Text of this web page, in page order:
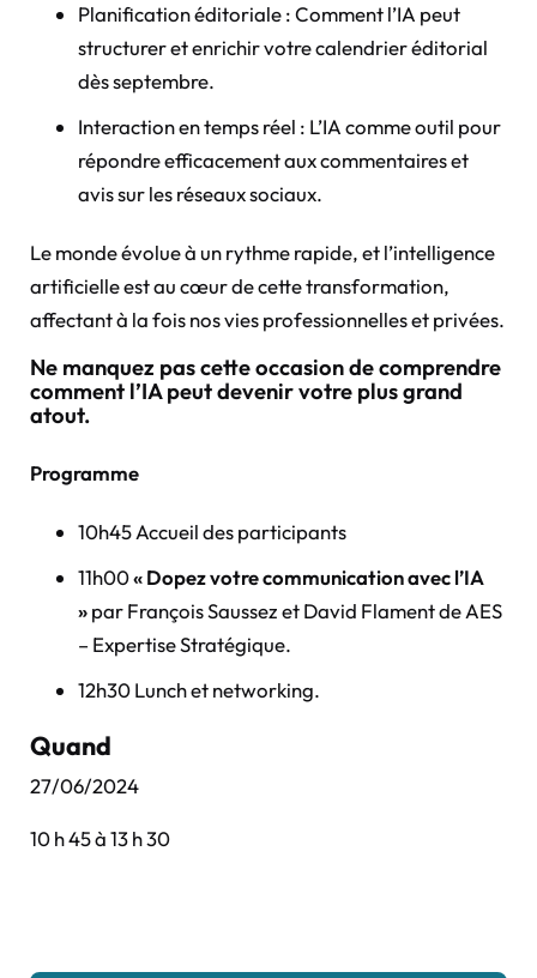
Planification éditoriale : Comment l’IA peut
structurer et enrichir votre calendrier éditorial
dès septembre.
Interaction en temps réel : L’IA comme outil pour
répondre efficacement aux commentaires et
avis sur les réseaux sociaux.
Le monde évolue à un rythme rapide, et l’intelligence
artificielle est au cœur de cette transformation,
affectant à la fois nos vies professionnelles et privées.
Ne manquez pas cette occasion de comprendre
comment l’IA peut devenir votre plus grand
atout.
Programme
10h45 Accueil des participants
11h00« Dopez votre communication avec l’IA
»par François Saussez et David Flament de AES
– Expertise Stratégique.
12h30 Lunch et networking.
Quand
27/06/2024
10 h 45 à 13 h 30